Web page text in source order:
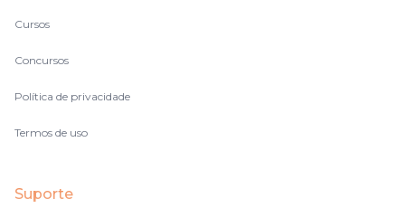
Cursos
Concursos
Política de privacidade
Termos de uso
Suporte